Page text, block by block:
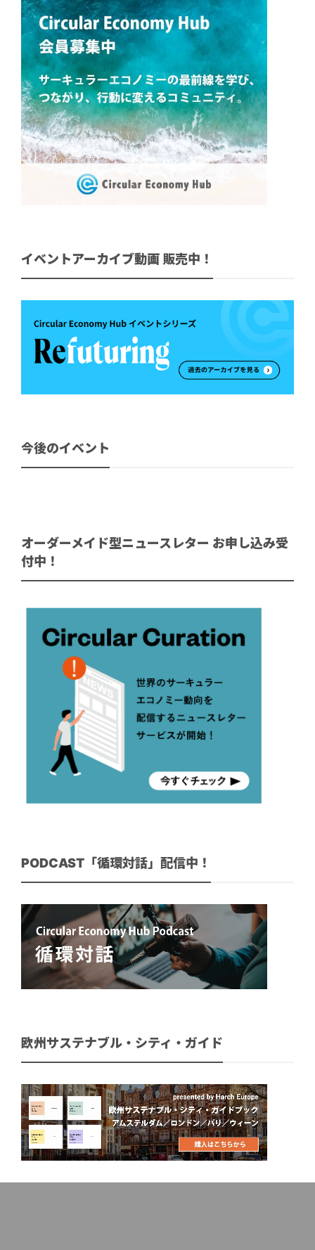
イベントアーカイブ動画 販売中！
今後のイベント
オーダーメイド型ニュースレター お申し込み受
付中！
PODCAST「循環対話」配信中！
欧州サステナブル・シティ・ガイド